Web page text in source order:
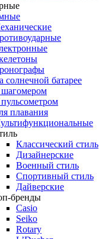
солнечной батарее
плавания
Классический стиль
Дизайнерские
Военный стиль
Спортивный стиль
Дайверские
бренды
Casio
Seiko
Rotary